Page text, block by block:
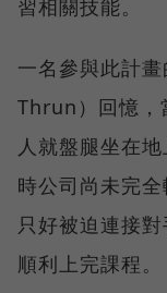
習相關技能。
一名參與此計
Thrun）回憶，
人就盤腿坐在
時公司尚未完
只好被迫連接
順利上完課程。